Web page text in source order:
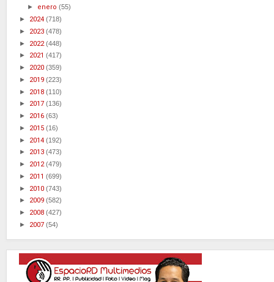
► enero(55)
► 2024 (718)
► 2023 (478)
► 2022(448)
► 2021 (417)
► 2020 (359)
► 2019 (223)
► 2018 (110)
► 2017 (136)
► 2016 (63)
► 2015 (16)
► 2014 (192)
► 2013 (473)
► 2012(479)
► 2011 (699)
► 2010 (743)
► 2009 (582)
► 2008 (427)
► 2007 (54)